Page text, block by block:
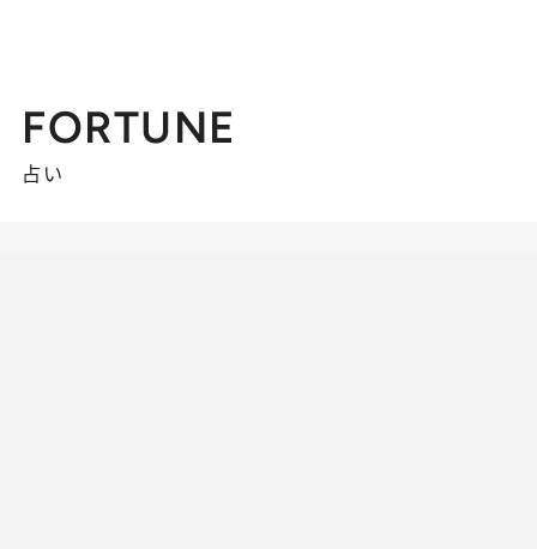
FORTUNE
占い